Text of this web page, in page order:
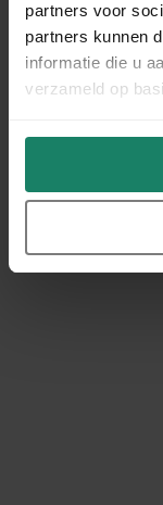
partners voor
partners kunnen
informatie die u
verzameld op